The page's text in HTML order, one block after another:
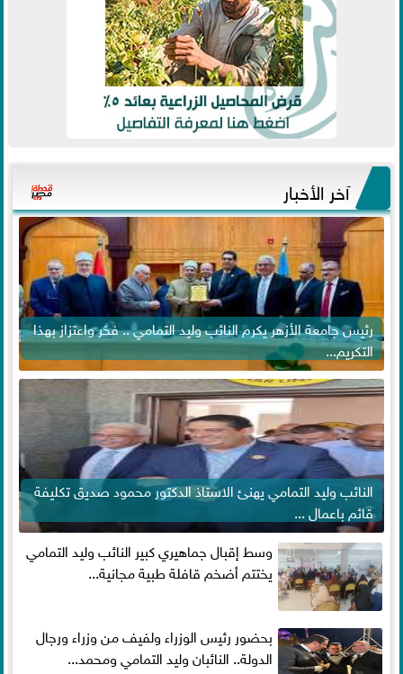
آخر الأخبار
رئيس جامعة الأزهر يكرم النائب وليد التمامي .. فخر واعتزاز بهذا
التكريم...
النائب وليد التمامي يهنئ الاستاذ الدكتور محمود صديق تكليفة
قائم باعمال ...
وسط إقبال جماهيري كبير النائب وليد التمامي
يختتم أضخم قافلة طبية مجانية...
بحضور رئيس الوزراء ولفيف من وزراء ورجال
الدولة.. النائبان وليد التمامي ومحمد...